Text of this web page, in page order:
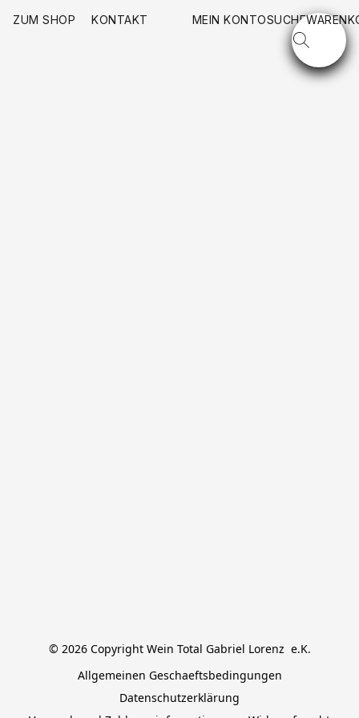
ZUM SHOP KONTAKT MEIN KONTOSUCHE
© 2026 Copyright Wein Total Gabriel Lorenz  e.K.
Allgemeinen Geschaeftsbedingungen
Datenschutzerklärung